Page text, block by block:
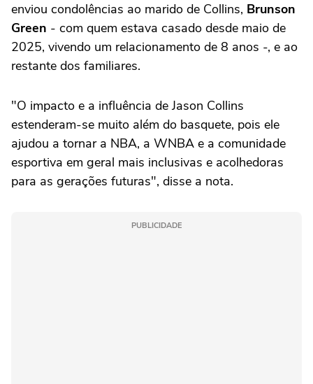
enviou condolências ao marido de Collins, Brunson
Green - com quem estava casado desde maio de
2025, vivendo um relacionamento de 8 anos -, e ao
restante dos familiares.
"O impacto e a influência de Jason Collins
estenderam-se muito além do basquete, pois ele
ajudou a tornar a NBA, a WNBA e a comunidade
esportiva em geral mais inclusivas e acolhedoras
para as gerações futuras", disse a nota.
PUBLICIDADE